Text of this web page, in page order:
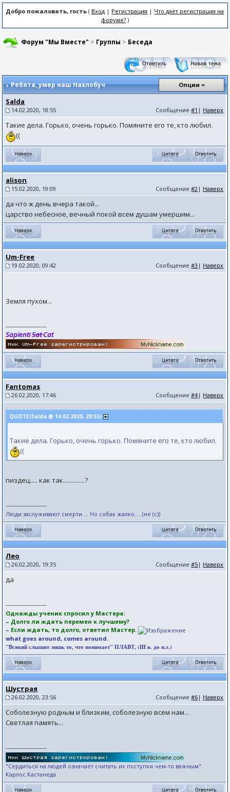
Добро пожаловать, гость ( Вход | Регистрация | Что даёт регистрация на
форуме?)
Форум "Мы Вместе" > Группы > Беседа
Ребята, умер наш Нахлобуч Опции
Salda
14.02.2020, 18:55 Сообщение#1 | Наверх
Такие дела. Горько, очень горько. Помяните его те, кто любил.
((
alison
15.02.2020, 19:09 Сообщение#2 | Наверх
да что ж день вчера такой...
царство небесное, вечный покой всем душам умершим...
Um-Free
19.02.2020, 09:42 Сообщение#3 | Наверх
Земля пухом...
--------------------
SapientiSatCat
Fantomas
26.02.2020, 17:46 Сообщение#4| Наверх
QUOTE(Salda @ 14.02.2020, 20:55)
Такие дела. Горько, очень горько. Помяните его те, кто любил.
((
пиздец..... как так..............?
--------------------
Люди заслуживают смерти.... Но собак жалко.... (не (с))
Лео
26.02.2020, 19:35 Сообщение#5 | Наверх
да
--------------------
Однажды ученик спросил у Мастера:
– Долго ли ждать перемен к лучшему?
– Если ждать, то долго, ответил Мастер.
what goes around, comes around.
"Всякий слышит лишь то, что понимает" ПЛАВТ, (III в. до н.э.)
Шустрая
26.02.2020, 23:56 Сообщение#6 | Наверх
Соболезную родным и близким, соболезную всем нам...
Светлая память...
--------------------
"Сердиться на людей означает считать их поступки чем-то важным".
Карлос Кастанеда